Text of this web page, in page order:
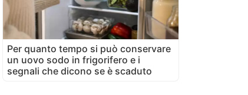
Per quanto tempo si può conservare
un uovo sodo in frigorifero e i
segnali che dicono se è scaduto